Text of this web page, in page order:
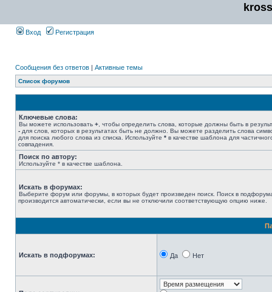
Вход Регистрация
Сообщения без ответов | Активные темы
Список форумов
Ключевые слова:
Вы можете использовать + , чтобы определить слова, которые должны быть в
- для слов, которых в результатах быть не должно. Вы можете разделить слова
для поиска любого слова из списка. Используйте * в качестве шаблона для
совпадения.
Поиск по автору:
Используйте * в качестве шаблона.
Искать в форумах:
Выберите форум или форумы, в которых будет произведен поиск. Поиск в
производится автоматически, если вы не отключили соответствующую опцию ниже.
Искать в подфорумах: Да Нет